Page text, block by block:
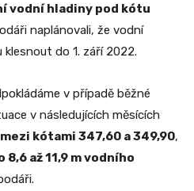
vodní hladiny pod kótu
naplánovali, že vodní
do 1. září 2022.
v případě běžné
v následujících měsících
kótami 347,60 a 349,90,
8,6 až 11,9 m vodního